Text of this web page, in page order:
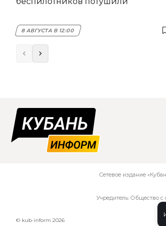
8 АВГУСТА В 12:00
Сетевое издание
Учредитель: Общество с
© kub-inform 2026